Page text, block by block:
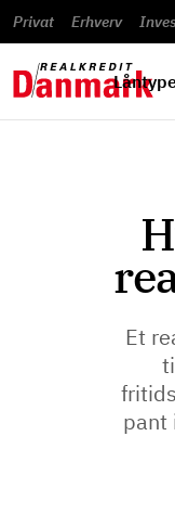
Privat Erhvervtil bolig
Alle
låntyper
Se alle
Bestil
vilkår
hvad
vi kan
tilbyde
Et
pant